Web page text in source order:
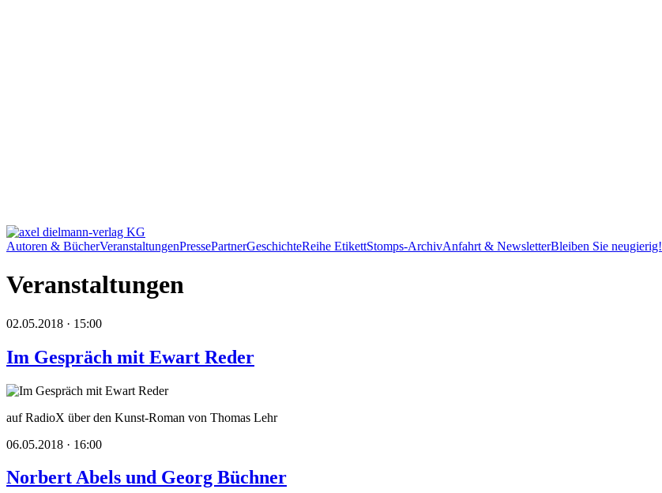
Autoren & BücherVeranstaltungenPressePartnerGeschichteReihe EtikettStomps-ArchivAnfahrt & NewsletterBleiben Sie neugierig!
Veranstaltungen
02.05.2018 · 15:00
Im Gespräch mit Ewart Reder
auf RadioX über den Kunst-Roman von Thomas Lehr
06.05.2018 · 16:00
Norbert Abels und Georg Büchner